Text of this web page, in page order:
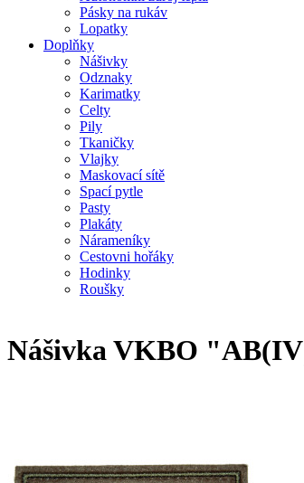
Pásky na rukáv
Lopatky
Doplňky
Nášivky
Odznaky
Karimatky
Celty
Pily
Tkaničky
Vlajky
Maskovací sítě
Spací pytle
Pasty
Plakáty
Nárameníky
Cestovni hořáky
Hodinky
Roušky
Nášivka VKBO